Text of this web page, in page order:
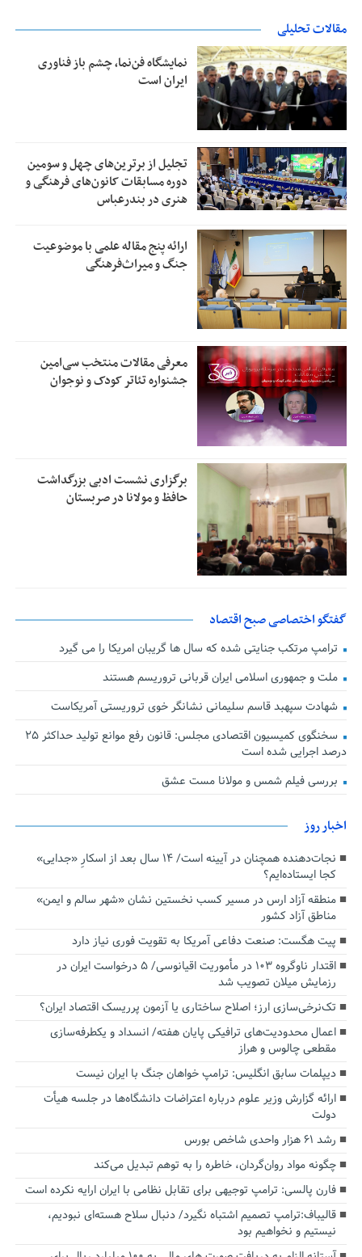
مقالات تحلیلی
نمایشگاه فن‌نما، چشم باز فناوری
ایران است
تجلیل از بر‌ترین‌های چهل و سومین
دوره مسابقات کانون‌های فرهنگی و
هنری در بندرعباس
ارائه پنج مقاله علمی با موضوعیت
جنگ و میراث‌فرهنگی
معرفی مقالات منتخب سی‌امین
جشنواره تئاتر کودک و نوجوان
برگزاری نشست ادبی بزرگداشت
حافظ و مولانا در صربستان
گفتگو اختصاصی صبح اقتصاد
ترامپ مرتکب جنایتی شده که سال ها گریبان امریکا را می گیرد
ملت و جمهوری اسلامی ایران قربانی تروریسم هستند
شهادت سپهبد قاسم سلیمانی نشانگر خوی تروریستی آمریکاست
سخنگوی کمیسیون اقتصادی مجلس: قانون رفع موانع تولید حداکثر ۲۵
درصد اجرایی شده است
بررسی فیلم شمس و مولانا مست عشق
اخبار روز
نجات‌دهنده‌ همچنان در آیینه است/ ۱۴ سال بعد از اسکارِ «جدایی»
کجا ایستاده‌ایم؟
منطقه آزاد ارس در مسیر کسب نخستین نشان «شهر سالم و ایمن»
مناطق آزاد کشور
پیت هگست: صنعت دفاعی آمریکا به تقویت فوری نیاز دارد
اقتدار ناوگروه ۱۰۳ در مأموریت‌ اقیانوسی/ ۵ درخواست ایران در
رزمایش میلان تصویب شد
تک‌نرخی‌سازی ارز؛ اصلاح ساختاری یا آزمون پرریسک اقتصاد ایران؟
اعمال محدودیت‌های ترافیکی پایان هفته/ انسداد و یکطرفه‌سازی
مقطعی چالوس و هراز
دیپلمات سابق انگلیس:‌ ترامپ خواهان جنگ با ایران نیست
ارائه گزارش وزیر علوم درباره اعتراضات دانشگاه‌ها در جلسه هیأت
دولت
رشد ۶۱ هزار واحدی شاخص بورس
چگونه مواد روان‌گردان، خاطره را به توهم تبدیل می‌کند
فارن پالسی: ترامپ توجیهی برای تقابل نظامی با ایران ارایه نکرده است
قالیباف:ترامپ تصمیم اشتباه نگیرد/ دنبال سلاح هسته‌ای نبودیم،
نیستیم و نخواهیم بود